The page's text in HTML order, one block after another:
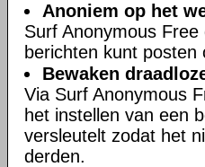
Anoniem op het
Surf Anonymous
berichten kunt
Bewaken
Via Surf Anonymous
het instellen van een
versleutelt zodat het
derden.